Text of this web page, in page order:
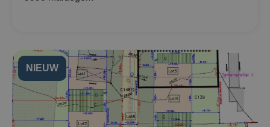
NIEUW